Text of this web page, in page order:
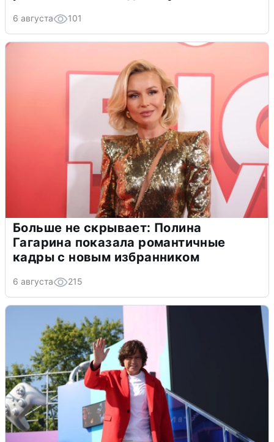
6 августа 101
Больше не скрывает: Полина
Гагарина показала романтичные
кадры с новым избранником
6 августа 215